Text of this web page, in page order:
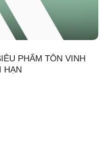
PHẨM TÔN VINH
HẠN